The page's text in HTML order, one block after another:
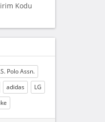
Kodu
Polo Assn.
adidas
LG